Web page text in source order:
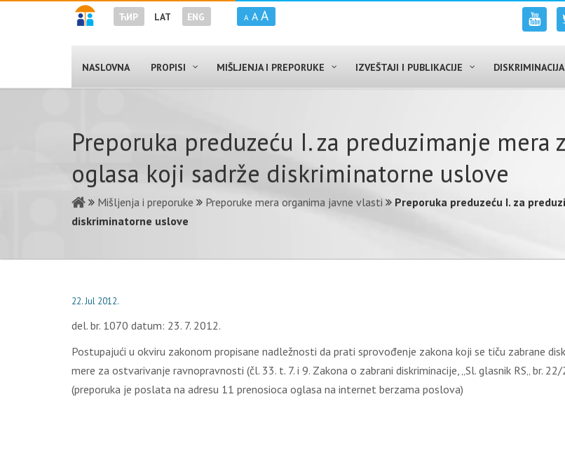
ЋИР LAT ENG A A A
NASLOVNA PROPISI MIŠLJENJA I PREPORUKE IZVEŠTAJI I PUBLIKACIJE DISKRIMINACIJA
Preporuka preduzeću I. za preduzimanje
oglasa koji sadrže diskriminatorne uslove
Mišljenja i preporuke Preporuke mera organima javne vlasti
Preporuka preduzeću I. za
diskriminatorne uslove
22. Jul 2012.
del. br. 1070 datum: 23. 7. 2012.
Postupajući u okviru zakonom propisane nadležnosti da prati sprovođenje zakona koji se tiču zabrane
mere za ostvarivanje ravnopravnosti (čl. 33. t. 7. i 9. Zakona o zabrani diskriminacije, „Sl. glasnik RS„ br.
(preporuka je poslata na adresu 11 prenosioca oglasa na internet berzama poslova)